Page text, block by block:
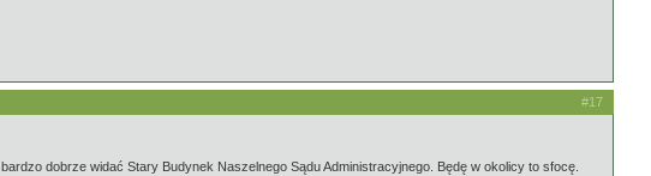
#17
dobrze widać Stary Budynek Naszelnego Sądu Administracyjnego. Będę w okolicy to sfocę.